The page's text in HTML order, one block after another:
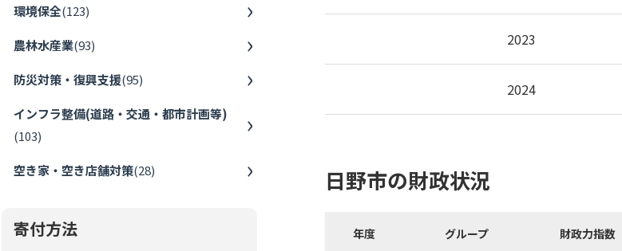
環境保全(123)
農林水産業(93)
防災対策・復興支援(95)
インフラ整備(道路・交通・都市計画等)
(103)
空き家・空き店舗対策(28)
寄付方法
2023
2024
日野市の財政状況
年度 グループ 財政力指数